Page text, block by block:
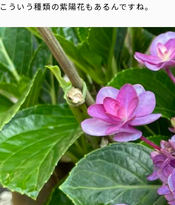
こういう種類の紫陽花もあるんですね。